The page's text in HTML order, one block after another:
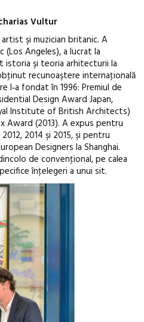
Vultur
şi muzician britanic. A
(Los Angeles), a lucrat la
istoria şi teoria arhitecturii la
recunoaştere internaţională
l‑a fondat în 1996: Premiul de
Design Award Japan,
Institute of British Architects)
Award (2013). A expus pentru
2014 şi 2015, şi pentru
Designers la Shanghai.
de convenţional, pe calea
înţelegeri a unui sit.